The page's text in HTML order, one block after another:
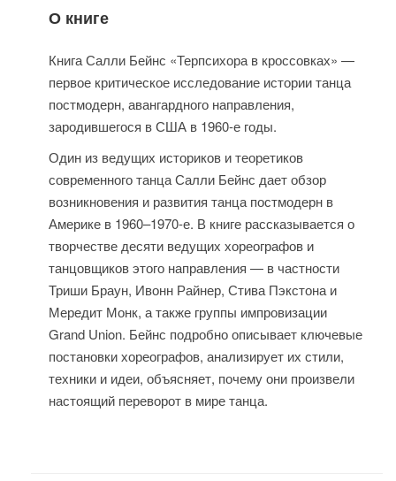
О книге
Книга Салли Бейнс «Терпсихора в кроссовках» —
первое критическое исследование истории танца
постмодерн, авангардного направления,
зародившегося в США в 1960-е годы.
Один из ведущих историков и теоретиков
современного танца Салли Бейнс дает обзор
возникновения и развития танца постмодерн в
Америке в 1960–1970-е. В книге рассказывается о
творчестве десяти ведущих хореографов и
танцовщиков этого направления — в частности
Триши Браун, Ивонн Райнер, Стива Пэкстона и
Мередит Монк, а также группы импровизации
Grand Union. Бейнс подробно описывает ключевые
постановки хореографов, анализирует их стили,
техники и идеи, объясняет, почему они произвели
настоящий переворот в мире танца.